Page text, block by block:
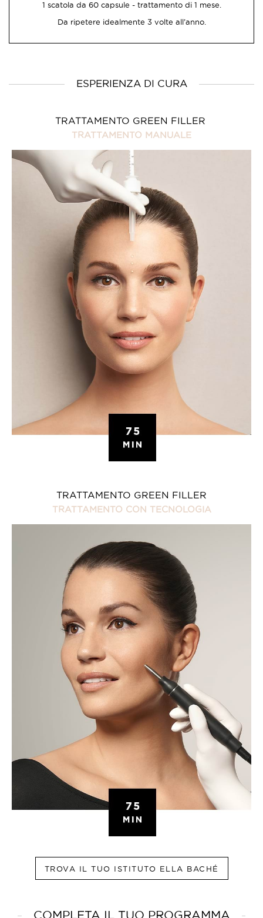
1 scatola da 60 capsule - trattamento di 1 mese.
Da ripetere idealmente 3 volte all’anno.
ESPERIENZA DI CURA
TRATTAMENTO GREEN FILLER
TRATTAMENTO MANUALE
TRATTAMENTO GREEN FILLER
TRATTAMENTO CON TECNOLOGIA
TROVA IL TUO ISTITUTO ELLA BACHÉ
COMPLETA IL TUO PROGRAMMA